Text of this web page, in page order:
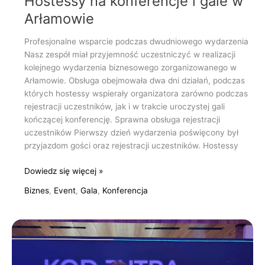
Arłamowie
Profesjonalne wsparcie podczas dwudniowego wydarzenia
Nasz zespół miał przyjemność uczestniczyć w realizacji
kolejnego wydarzenia biznesowego zorganizowanego w
Arłamowie. Obsługa obejmowała dwa dni działań, podczas
których hostessy wspierały organizatora zarówno podczas
rejestracji uczestników, jak i w trakcie uroczystej gali
kończącej konferencję. Sprawna obsługa rejestracji
uczestników Pierwszy dzień wydarzenia poświęcony był
przyjazdom gości oraz rejestracji uczestników. Hostessy
Dowiedz się więcej »
Biznes, Event, Gala, Konferencja
Obsługa
gali